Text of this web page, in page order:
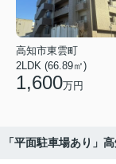
高知市東雲町
2LDK (66.89㎡)
1,600万円
「平面駐車場あり」